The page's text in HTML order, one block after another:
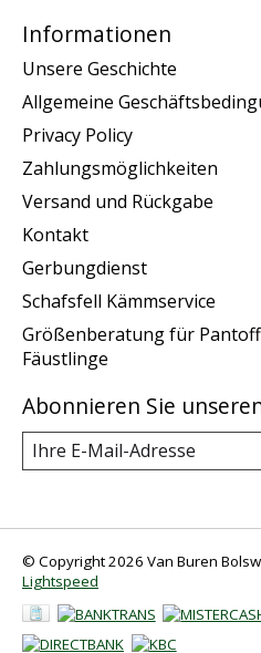
Informationen
Unsere Geschichte
Allgemeine
Privacy Policy
Zahlungsmöglichkeiten
Versand und Rückgabe
Kontakt
Gerbungdienst
Schafsfell Kämmservice
Größenberatung für
Fäustlinge
Abonnieren Sie
© Copyright 2026 Van Buren
Lightspeed